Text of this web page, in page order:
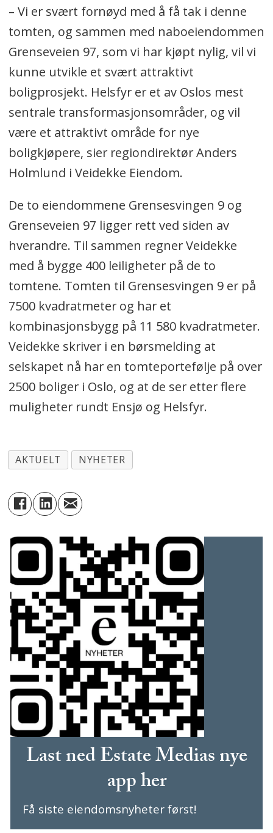
– Vi er svært fornøyd med å få tak i denne
tomten, og sammen med naboeiendommen
Grenseveien 97, som vi har kjøpt nylig, vil vi
kunne utvikle et svært attraktivt
boligprosjekt. Helsfyr er et av Oslos mest
sentrale transformasjonsområder, og vil
være et attraktivt område for nye
boligkjøpere, sier regiondirektør Anders
Holmlund i Veidekke Eiendom.
De to eiendommene Grensesvingen 9 og
Grenseveien 97 ligger rett ved siden av
hverandre. Til sammen regner Veidekke
med å bygge 400 leiligheter på de to
tomtene. Tomten til Grensesvingen 9 er på
7500 kvadratmeter og har et
kombinasjonsbygg på 11 580 kvadratmeter.
Veidekke skriver i en børsmelding at
selskapet nå har en tomteportefølje på over
2500 boliger i Oslo, og at de ser etter flere
muligheter rundt Ensjø og Helsfyr.
AKTUELT NYHETER
Last ned Estate Medias nye
app her
Få siste eiendomsnyheter først!